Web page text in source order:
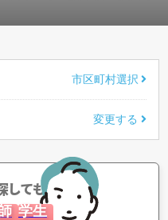
市区町村選択
変更する
してもらう
学生